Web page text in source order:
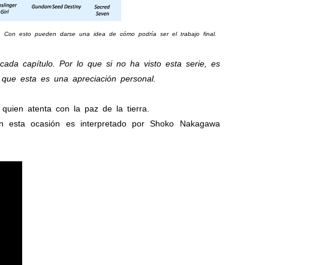
Con esto pueden darse una idea de cómo podría ser el trabajo final.
capítulo. Por lo que si no ha visto esta serie, es
esta es una apreciación personal.
atenta con la paz de la tierra.
ocasión es interpretado por Shoko Nakagawa